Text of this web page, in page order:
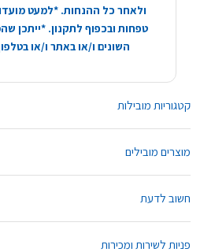
קטגוריות מובילות
מוצרים מובילים
חשוב לדעת
פניות לשירות ומכירות
ולאחר כל ההנחות. *למעט
טפחות ובכפוף לתקנון. *ייתכן
השונים ו/או באתר ו/או